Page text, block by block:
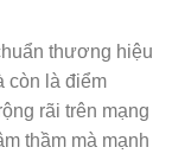
thương hiệu
còn là điểm
rãi trên mạng
thầm mà mạnh